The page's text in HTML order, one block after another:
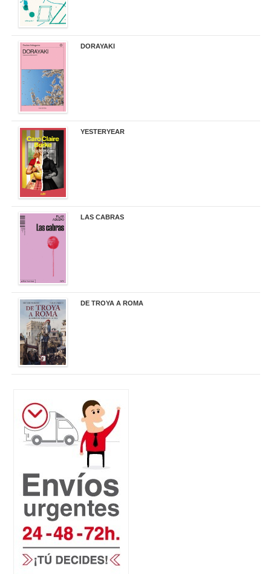
DORAYAKI
YESTERYEAR
LAS CABRAS
DE TROYA A ROMA